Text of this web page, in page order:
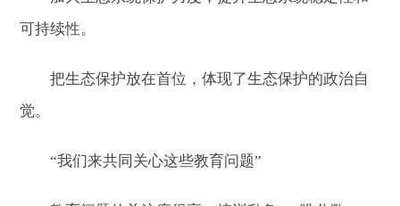
可持续性。
把生态保护放在首位，体现了生态保护的政治自
觉。
“我们来共同关心这些教育问题”